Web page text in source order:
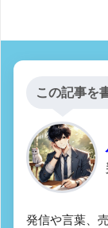
この記事を
発信や言葉、